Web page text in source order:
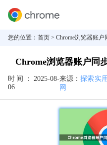
您的位置： 首页 > Chrome浏览器账
Chrome浏览器账户同
时间： 2025-08-
06
来源：探索实
网